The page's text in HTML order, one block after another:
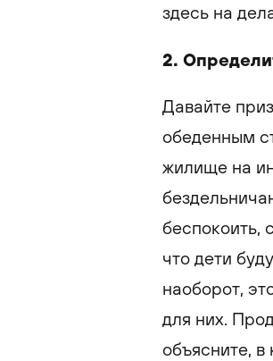
здесь на
2.
Давайте
обеденным
жилище на
беспокоить,
что дети
наоборот,
для них.
объясните,